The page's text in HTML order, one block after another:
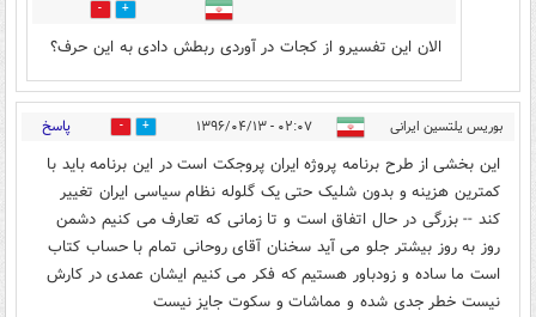
4
الان این تفسیرو از کجات در آوردی ربطش دادی به این حرف؟
بوریس یلتسین ایرانی ۰۲:۰۷ - ۱۳۹۶/۰۴/۱۳ 71 پاسخ
این بخشی از طرح برنامه پروژه ایران پروجکت است در این برنامه باید با
کمترین هزینه و بدون شلیک حتی یک گلوله نظام سیاسی ایران تغییر
کند -- بزرگی در حال اتفاق است و تا زمانی که تعارف می کنیم دشمن
روز به روز بیشتر جلو می آید سخنان آقای روحانی تمام با حساب کتاب
است ما ساده و زودباور هستیم که فکر می کنیم ایشان عمدی در کارش
نیست خطر جدی شده و مماشات و سکوت جایز نیست